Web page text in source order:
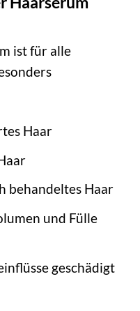
ist für alle
Haar
behandeltes Haar
und Fülle
geschädigt